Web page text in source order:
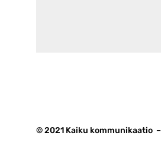
© 2021 Kaiku kommunikaatio –